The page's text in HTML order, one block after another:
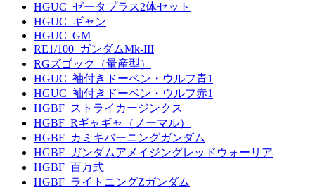
HGUC_ゼータプラス2体セット
HGUC_ギャン
HGUC_GM
RE1/100_ガンダムMk-III
RGズゴック（量産型）
HGUC_袖付きドーベン・ウルフ青1
HGUC_袖付きドーベン・ウルフ赤1
HGBF_ストライカージンクス
HGBF_Rギャギャ（ノーマル）
HGBF_カミキバーニングガンダム
HGBF_ガンダムアメイジングレッドウォーリア
HGBF_百万式
HGBF_ライトニングZガンダム